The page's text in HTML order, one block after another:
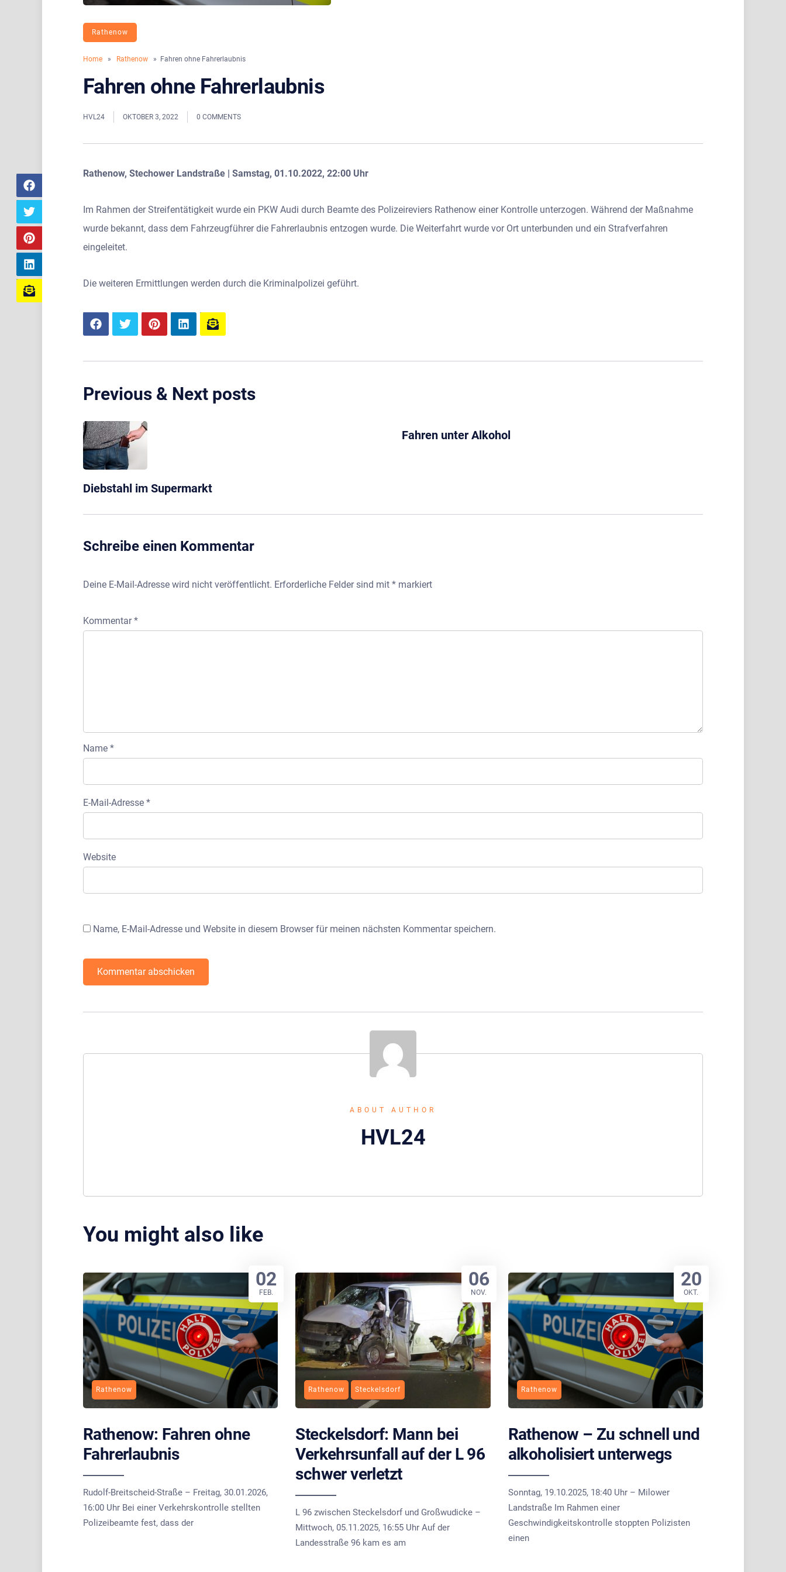
Rathenow
Home » Rathenow » Fahren ohne Fahrerlaubnis
Fahren ohne Fahrerlaubnis
HVL24 OKTOBER 3, 2022 0 COMMENTS
Rathenow, Stechower Landstraße | Samstag, 01.10.2022, 22:00 Uhr
Im Rahmen der Streifentätigkeit wurde ein PKW Audi durch Beamte des Polizeireviers Rathenow einer Kontrolle unterzogen. Während der Maßnahme
wurde bekannt, dass dem Fahrzeugführer die Fahrerlaubnis entzogen wurde. Die Weiterfahrt wurde vor Ort unterbunden und ein Strafverfahren
eingeleitet.
Die weiteren Ermittlungen werden durch die Kriminalpolizei geführt.
Previous & Next posts
Diebstahl im Supermarkt
Fahren unter Alkohol
Schreibe einen Kommentar
Deine E-Mail-Adresse wird nicht veröffentlicht. Erforderliche Felder sind mit * markiert
Kommentar*
Name *
E-Mail-Adresse *
Website
Name, E-Mail-Adresse und Website in diesem Browser für meinen nächsten Kommentar speichern.
ABOUT AUTHOR
HVL24
You might also like
Rathenow
Rathenow: Fahren ohne
Fahrerlaubnis
Rudolf-Breitscheid-Straße – Freitag, 30.01.2026,
16:00 Uhr Bei einer Verkehrskontrolle stellten
Polizeibeamte fest, dass der
02
FEB.
Rathenow Steckelsdorf
Steckelsdorf: Mann bei
Verkehrsunfall auf der L 96
schwer verletzt
L 96 zwischen Steckelsdorf und Großwudicke –
Mittwoch, 05.11.2025, 16:55 Uhr Auf der
Landesstraße 96 kam es am
06
NOV.
Rathenow
Rathenow – Zu schnell und
alkoholisiert unterwegs
Sonntag, 19.10.2025, 18:40 Uhr – Milower
Landstraße Im Rahmen einer
Geschwindigkeitskontrolle stoppten Polizisten
einen
20
OKT.